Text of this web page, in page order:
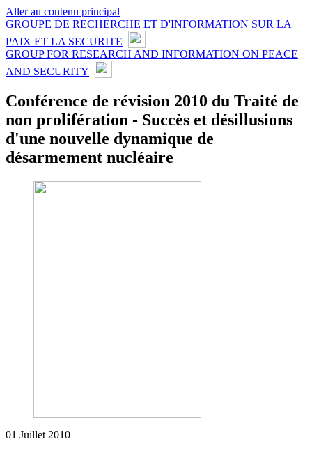
Aller au contenu principal
GROUPE DE RECHERCHE ET D'INFORMATION SUR LA
PAIX ET LA SECURITE
GROUP FOR RESEARCH AND INFORMATION ON PEACE
AND SECURITY
Conférence de révision 2010 du Traité de
non prolifération - Succès et désillusions
d'une nouvelle dynamique de
désarmement nucléaire
01 Juillet 2010